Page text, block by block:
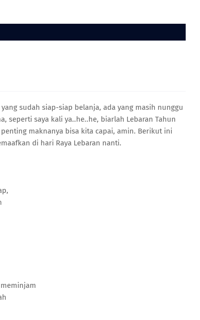
sudah siap-siap belanja, ada yang masih nunggu
seperti saya kali ya..he..he, biarlah Lebaran Tahun
maknanya bisa kita capai, amin. Berikut ini
di hari Raya Lebaran nanti.